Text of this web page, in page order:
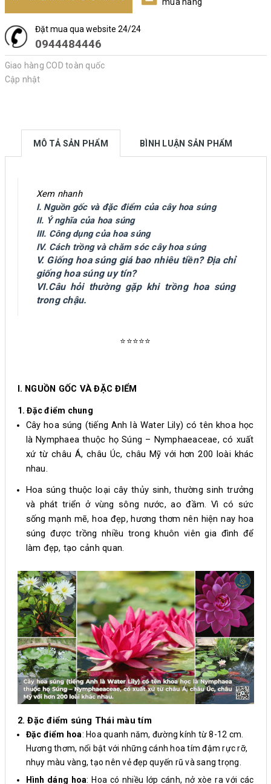
Đặt mua qua website 24/24
0944484446
Giao hàng COD toàn quốc
Cập nhật
MÔ TẢ SẢN PHẨM BÌNH LUẬN SẢN PHẨM
Xem nhanh
I. Nguồn gốc và đặc điểm của cây hoa súng
II. Ý nghĩa của hoa súng
III. Công dụng của hoa súng
IV. Cách trồng và chăm sóc cây hoa súng
V. Giống hoa súng giá bao nhiêu tiền? Địa chỉ
giống hoa súng uy tín?
VI.Câu hỏi thường gặp khi trồng hoa súng
trong chậu.
⭐⭐⭐⭐⭐
I. NGUỒN GỐC VÀ ĐẶC ĐIỂM
1. Đặc điểm chung
Cây hoa súng (tiếng Anh là Water Lily) có tên khoa học
là Nymphaea thuộc họ Súng – Nymphaeaceae, có xuất
xứ từ châu Á, châu Úc, châu Mỹ với hơn 200 loài khác
nhau.
Hoa súng thuộc loại cây thủy sinh, thường sinh trưởng
và phát triển ở vùng sông nước, ao đầm. Vì có sức
sống mạnh mẽ, hoa đẹp, hương thơm nên hiện nay hoa
súng được trồng nhiều trong khuôn viên gia đình để
làm đẹp, tạo cảnh quan.
2. Đặc điểm súng Thái màu tím
Đặc điểm hoa: Hoa quanh năm, đường kính từ 8-12 cm.
Hương thơm, nổi bật với những cánh hoa tím đậm rực rỡ,
nhụy màu vàng, tạo nên vẻ đẹp quyến rũ và sang trọng.
Hình dáng hoa: Hoa có nhiều lớp cánh, nở xòe ra với các